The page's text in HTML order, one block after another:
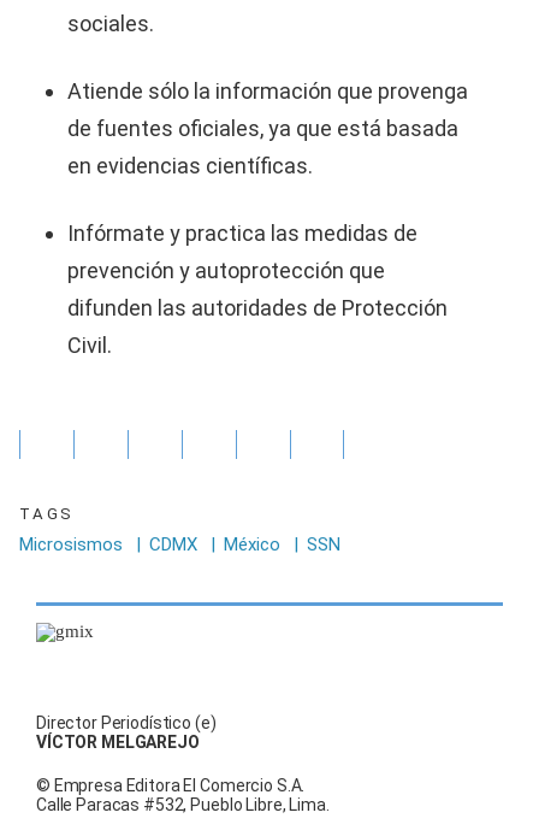
sociales.
Atiende sólo la información que provenga
de fuentes oficiales, ya que está basada
en evidencias científicas.
Infórmate y practica las medidas de
prevención y autoprotección que
difunden las autoridades de Protección
Civil.
TAGS
Microsismos | CDMX | México | SSN
Director Periodístico (e)
VÍCTOR MELGAREJO
© Empresa Editora El Comercio S.A.
Calle Paracas #532, Pueblo Libre, Lima.